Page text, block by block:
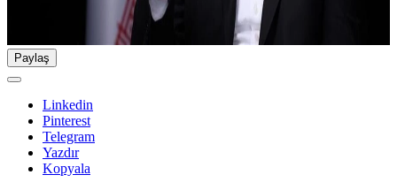
Paylaş
Linkedin
Pinterest
Telegram
Yazdır
Kopyala